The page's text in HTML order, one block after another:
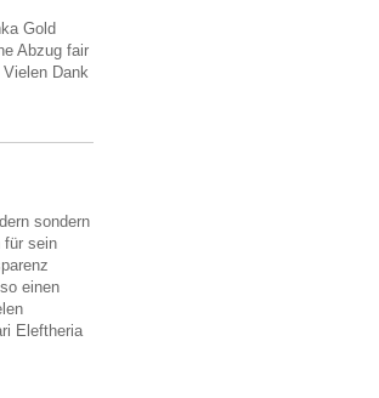
Gold
Abzug fair
Dank
sondern
für sein
einen
Eleftheria